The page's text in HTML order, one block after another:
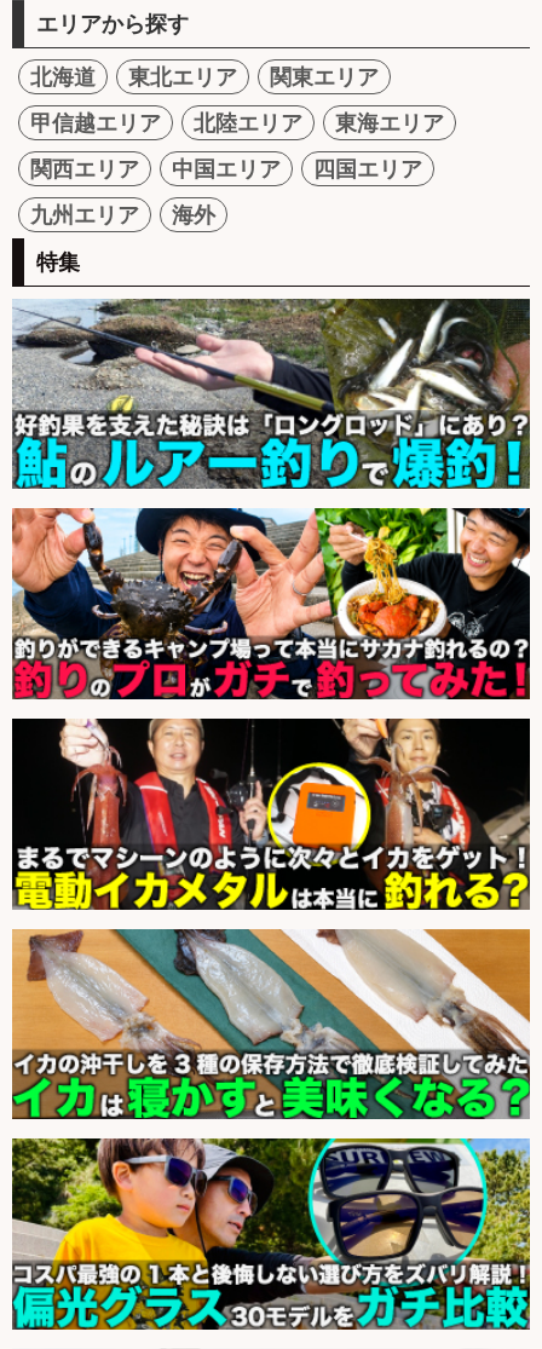
エリアから探す
北海道 東北エリア
関東エリア
甲信越エリア
北陸エリア
東海エリア
関西エリア
中国エリア
四国エリア
九州エリア
海外
特集